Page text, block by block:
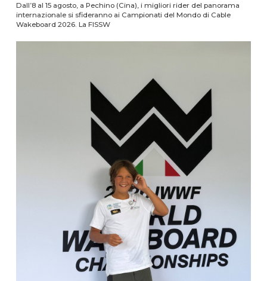
Dall’8 al 15 agosto, a Pechino (Cina), i migliori rider del panorama
internazionale si sfideranno ai Campionati del Mondo di Cable
Wakeboard 2026. La FISSW